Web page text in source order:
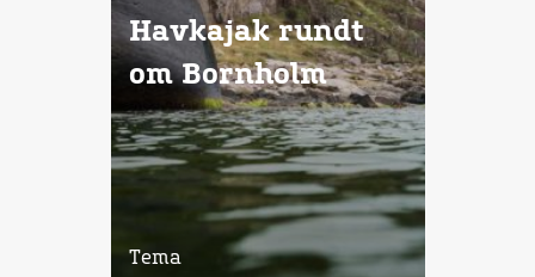
Havkajak rundt
om Bornholm
Tema